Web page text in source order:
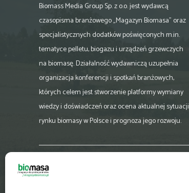
Biomass Media Group Sp. z o.o. jest wydawcą
czasopisma branżowego „Magazyn Biomasa” oraz
specjalistycznych dodatków poświęconych m.in.
tematyce pelletu, biogazu i urządzeń grzewczych
na biomasę. Działalność wydawniczą uzupełnia
organizacja konferencji i spotkań branżowych,
których celem jest stworzenie platformy wymiany
wiedzy i doświadczeń oraz ocena aktualnej sytuacji
rynku biomasy w Polsce i prognoza jego rozwoju.
biuro@magazynbiomasa.pl